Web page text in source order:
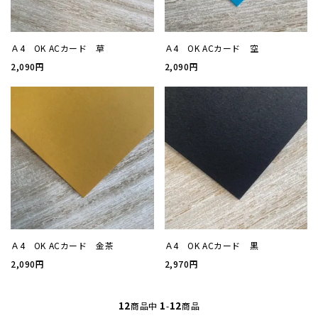
サイズ
加工
封筒
お問
会社
Ａ4 OK ACカード 草
2,090円
Ａ4 OK ACカード 空
2,090円
Ａ4 OK ACカード 金茶
2,090円
Ａ4 OK ACカード 黒
2,970円
12商品中 1-12商品